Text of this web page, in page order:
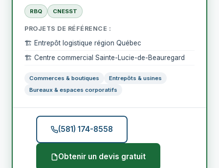
RBQ CNESST
PROJETS DE RÉFÉRENCE :
🏗️ Entrepôt logistique région Québec
🏗️ Centre commercial Sainte-Lucie-de-Beauregard
Commerces & boutiques
Entrepôts & usines
Bureaux & espaces corporatifs
(581) 174-8558
Obtenir un devis gratuit